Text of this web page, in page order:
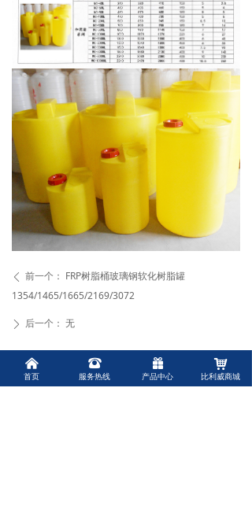
→ PE水箱及配件
→ 水处理药剂
新闻资讯
→ 行业新闻
→ 公司新闻
→ 常见问题
联系我们
ꄲ 后一个： 无
ꄴ 前一个： FRP树脂桶玻璃钢软化树脂罐
1354/1465/1665/2169/3072
上海比利威环保有限公司
낀
首页
뀰
服务热线
끣
产品中心
낙
比利威商城